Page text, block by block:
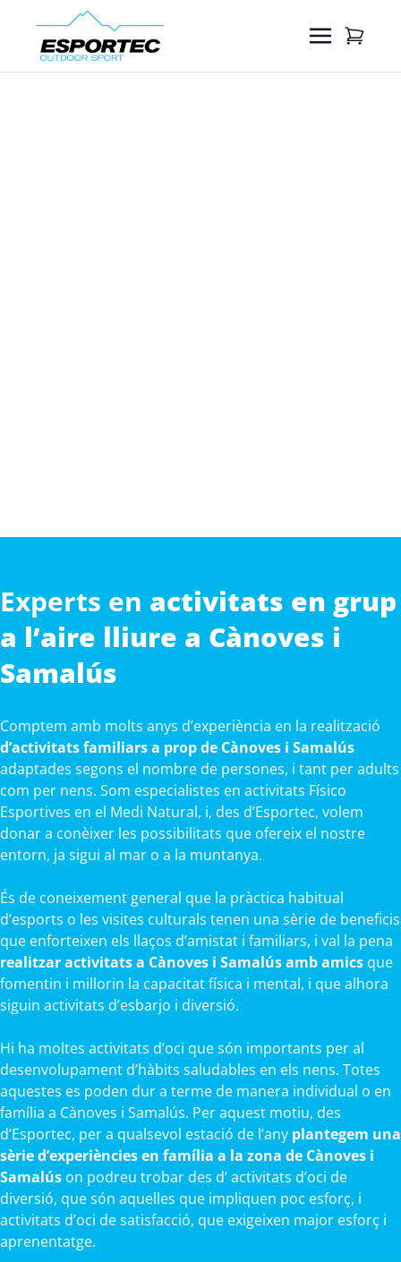
Experts en activitats en grup
a l’aire lliure a Cànoves i
Samalús
Comptem amb molts anys d’experiència en la realització
d’activitats familiars a prop de Cànoves i Samalús
adaptades segons el nombre de persones, i tant per adults
com per nens. Som especialistes en activitats Físico
Esportives en el Medi Natural, i, des d’Esportec, volem
donar a conèixer les possibilitats que ofereix el nostre
entorn, ja sigui al mar o a la muntanya.
És de coneixement general que la pràctica habitual
d’esports o les visites culturals tenen una sèrie de beneficis
que enforteixen els llaços d’amistat i familiars, i val la pena
realitzar activitats a Cànoves i Samalús amb amics que
fomentin i millorin la capacitat física i mental, i que alhora
siguin activitats d’esbarjo i diversió.
Hi ha moltes activitats d’oci que són importants per al
desenvolupament d’hàbits saludables en els nens. Totes
aquestes es poden dur a terme de manera individual o en
família a Cànoves i Samalús. Per aquest motiu, des
d’Esportec, per a qualsevol estació de l’any plantegem una
sèrie d’experiències en família a la zona de Cànoves i
Samalús on podreu trobar des d’ activitats d’oci de
diversió, que són aquelles que impliquen poc esforç, i
activitats d’oci de satisfacció, que exigeixen major esforç i
aprenentatge.